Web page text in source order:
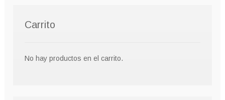
Carrito
No hay productos en el carrito.